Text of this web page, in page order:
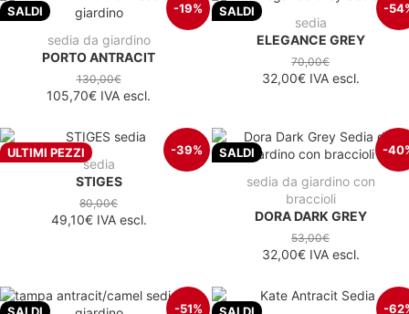
SALDI -19%
sedia da giardino
PORTO ANTRACIT
130,00€
105,70€ IVA escl.
SALDI -
sedia
ELEGANCE GREY
70,00€
32,00€IVA escl.
ULTIMI PEZZI -39%
sedia
STIGES
80,00€
49,10€IVA escl.
SALDI -
sedia da giardino con
braccioli
DORA DARK GREY
53,00€
32,00€IVA escl.
-51% -